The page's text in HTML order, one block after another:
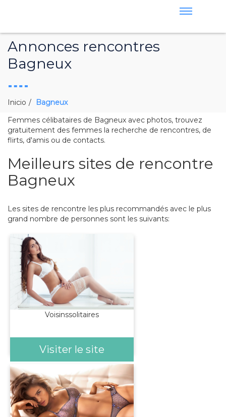
Annonces rencontres
Bagneux
Inicio
Bagneux
Femmes célibataires de Bagneux avec photos, trouvez
gratuitement des femmes la recherche de rencontres, de
flirts, d'amis ou de contacts.
Meilleurs sites de rencontre
Bagneux
Les sites de rencontre les plus recommandés avec le plus
grand nombre de personnes sont les suivants:
Voisinssolitaires
Visiter le site